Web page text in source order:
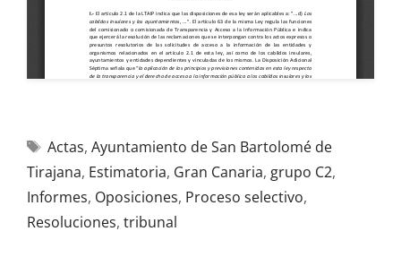
Actas, Ayuntamiento de San Bartolomé de
Tirajana, Estimatoria, Gran Canaria, grupo C2,
Informes, Oposiciones, Proceso selectivo,
Resoluciones, tribunal